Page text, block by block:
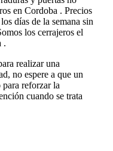
en Cordoba . Precios
días de la semana sin
los cerrajeros el
.
realizar una
no espere a que un
reforzar la
cuando se trata